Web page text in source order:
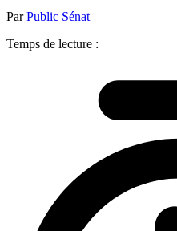
ParPublic Sénat
Temps de lecture :